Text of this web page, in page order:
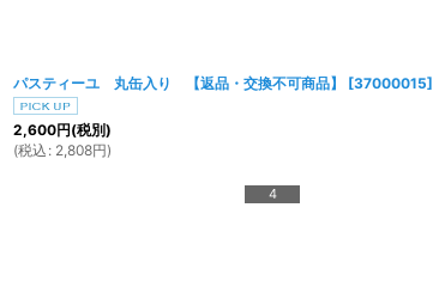
パスティーユ 丸缶入り 【返品・交換不可商品】 [37000015]
2,600円(税別)
(税込 : 2,808円)
4